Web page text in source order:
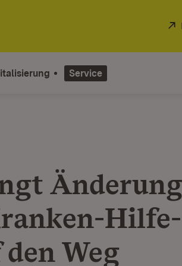
Service
Änderung
Hilfe-
Weg